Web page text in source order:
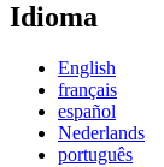
Idioma
English
français
español
Nederlands
português